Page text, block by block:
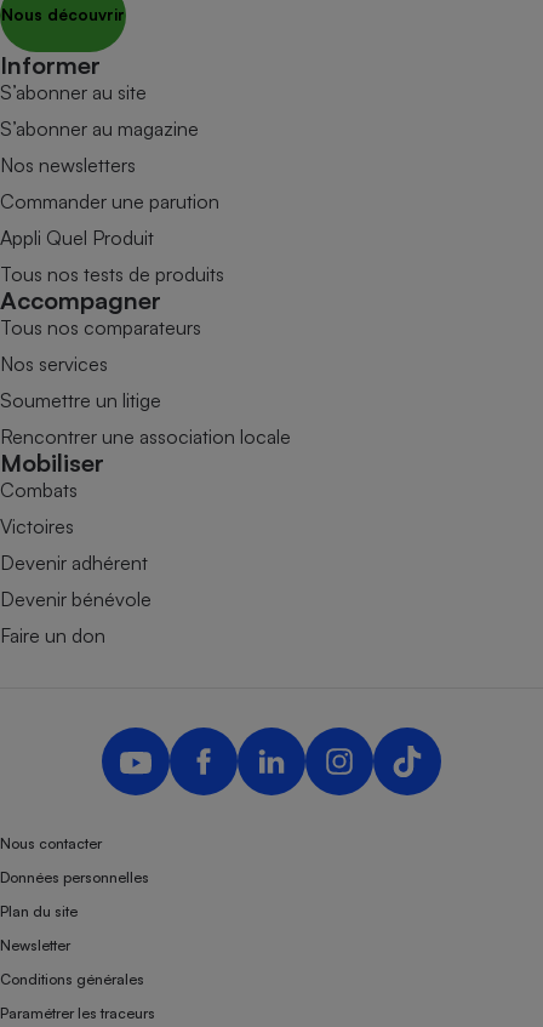
Nous découvrir
Informer
S’abonner au site
S’abonner au magazine
Nos newsletters
Commander une parution
Appli Quel Produit
Tous nos tests de produits
Accompagner
Tous nos comparateurs
Nos services
Soumettre un litige
Rencontrer une association locale
Mobiliser
Combats
Victoires
Devenir adhérent
Devenir bénévole
Faire un don
Nous contacter
Données personnelles
Plan du site
Newsletter
Conditions générales
Paramétrer les traceurs